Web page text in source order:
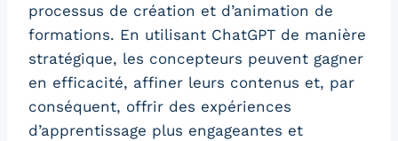
processus de création et d’animation de
formations. En utilisant ChatGPT de manière
stratégique, les concepteurs peuvent gagner
en efficacité, affiner leurs contenus et, par
conséquent, offrir des expériences
d’apprentissage plus engageantes et